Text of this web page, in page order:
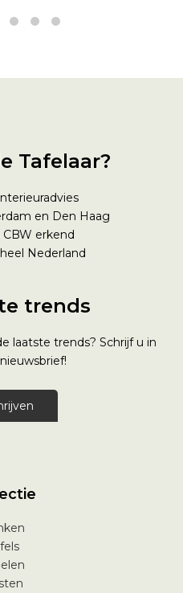
Tafelaar?
en Den Haag
CBW erkend
Nederland
trends
laatste trends? Schrijf u in